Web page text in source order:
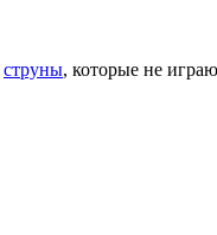
струны, которые не